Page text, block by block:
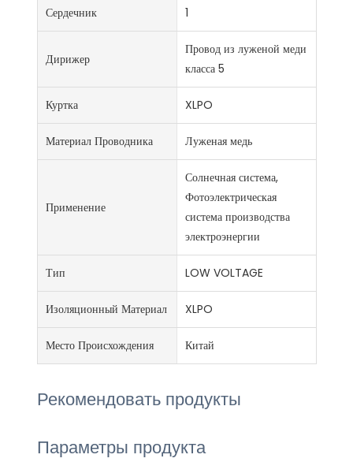
Сердечник 1
Дирижер
Провод из луженой меди
класса 5
Куртка XLPO
Материал Проводника Луженая медь
Применение
Солнечная система,
Фотоэлектрическая
система производства
электроэнергии
Тип LOW VOLTAGE
Изоляционный Материал XLPO
Место Происхождения Китай
Рекомендовать продукты
Параметры продукта